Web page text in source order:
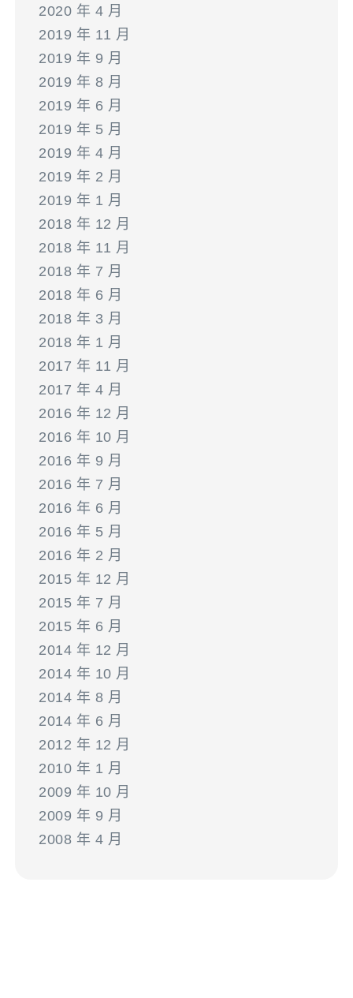
2020 年 4 月
2019 年 11 月
2019 年 9 月
2019 年 8 月
2019 年 6 月
2019 年 5 月
2019 年 4 月
2019 年 2 月
2019 年 1 月
2018 年 12 月
2018 年 11 月
2018 年 7 月
2018 年 6 月
2018 年 3 月
2018 年 1 月
2017 年 11 月
2017 年 4 月
2016 年 12 月
2016 年 10 月
2016 年 9 月
2016 年 7 月
2016 年 6 月
2016 年 5 月
2016 年 2 月
2015 年 12 月
2015 年 7 月
2015 年 6 月
2014 年 12 月
2014 年 10 月
2014 年 8 月
2014 年 6 月
2012 年 12 月
2010 年 1 月
2009 年 10 月
2009 年 9 月
2008 年 4 月